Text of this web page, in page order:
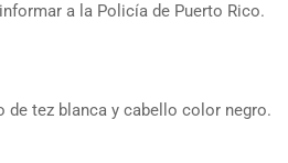
a la Policía de Puerto Rico.
de tez blanca y cabello color negro.